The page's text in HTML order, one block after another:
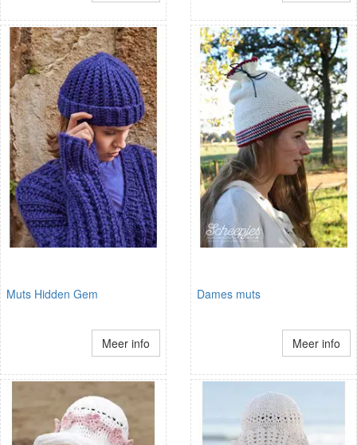
Muts Hidden Gem
Meer info
Dames muts
Meer info